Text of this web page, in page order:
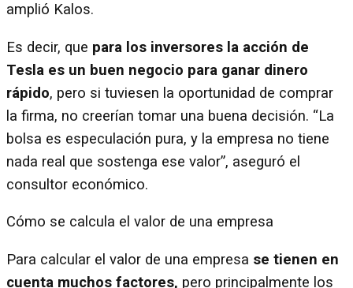
amplió Kalos.
Es decir, que para los inversores la acción de
Tesla es un buen negocio para ganar dinero
rápido, pero si tuviesen la oportunidad de comprar
la firma, no creerían tomar una buena decisión. “La
bolsa es especulación pura, y la empresa no tiene
nada real que sostenga ese valor”, aseguró el
consultor económico.
Cómo se calcula el valor de una empresa
Para calcular el valor de una empresa se tienen en
cuenta muchos factores, pero principalmente los